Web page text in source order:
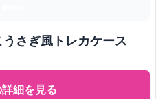
さぎ風トレカケース
細を見る